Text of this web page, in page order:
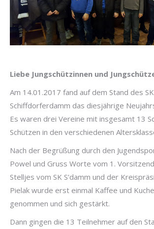
Liebe Jungschützinnen und
Am 14.01.2017 fand auf dem Stand des SK
Schiffdorferdamm das diesjährige
Es waren drei Vereine mit insgesamt 13
Schützen in den verschiedenen
Nach der Begrüßung durch den
Powel und Gruss Worte vom 1.
Stelljes vom SK S’damm und der
Pielak wurde erst einmal Kaffee und
genommen und sich gestärkt.
Dann gingen die 13 Teilnehmer auf den